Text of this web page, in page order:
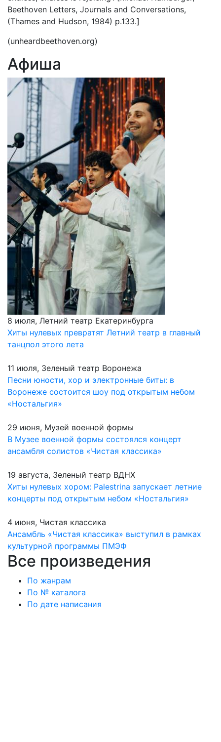
Beethoven Letters, Journals and Conversations,
(Thames and Hudson, 1984) p.133.]
(unheardbeethoven.org)
Афиша
8 июля, Летний театр Екатеринбурга
Хиты нулевых превратят Летний театр в главный
танцпол этого лета
11 июля, Зеленый театр Воронежа
Песни юности, хор и электронные биты: в
Воронеже состоится шоу под открытым небом
«Ностальгия»
29 июня, Музей военной формы
В Музее военной формы состоялся концерт
ансамбля солистов «Чистая классика»
19 августа, Зеленый театр ВДНХ
Хиты нулевых хором: Palestrina запускает летние
концерты под открытым небом «Ностальгия»
4 июня, Чистая классика
Ансамбль «Чистая классика» выступил в рамках
культурной программы ПМЭФ
Все произведения
По жанрам
По № каталога
По дате написания